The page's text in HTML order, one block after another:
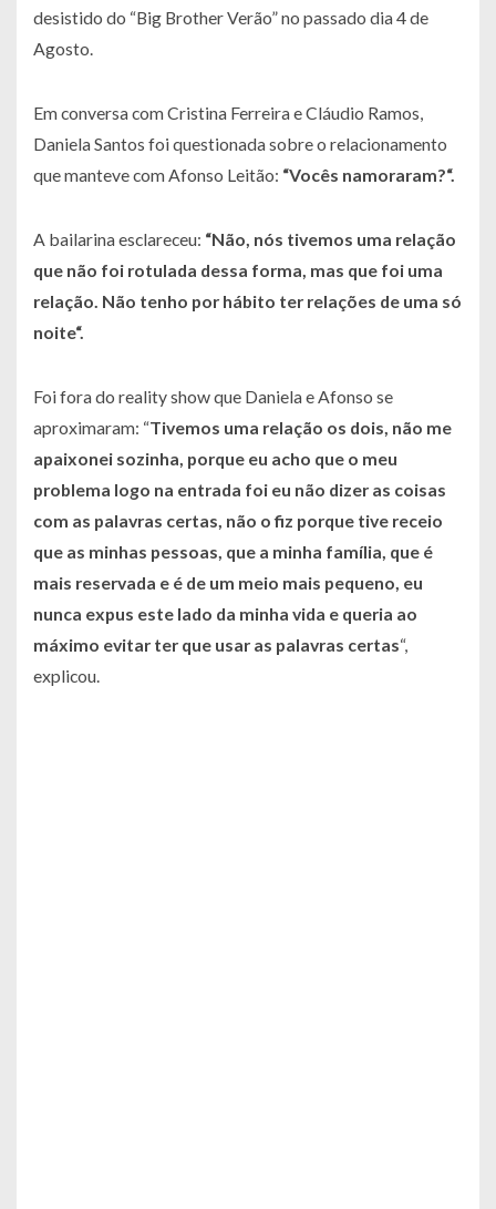
desistido do “Big Brother Verão” no passado dia 4 de
Agosto.
Em conversa com Cristina Ferreira e Cláudio Ramos,
Daniela Santos foi questionada sobre o relacionamento
que manteve com Afonso Leitão: “Vocês namoraram?“.
A bailarina esclareceu: “Não, nós tivemos uma relação
que não foi rotulada dessa forma, mas que foi uma
relação. Não tenho por hábito ter relações de uma só
noite“.
Foi fora do reality show que Daniela e Afonso se
aproximaram: “Tivemos uma relação os dois, não me
apaixonei sozinha, porque eu acho que o meu
problema logo na entrada foi eu não dizer as coisas
com as palavras certas, não o fiz porque tive receio
que as minhas pessoas, que a minha família, que é
mais reservada e é de um meio mais pequeno, eu
nunca expus este lado da minha vida e queria ao
máximo evitar ter que usar as palavras certas“,
explicou.